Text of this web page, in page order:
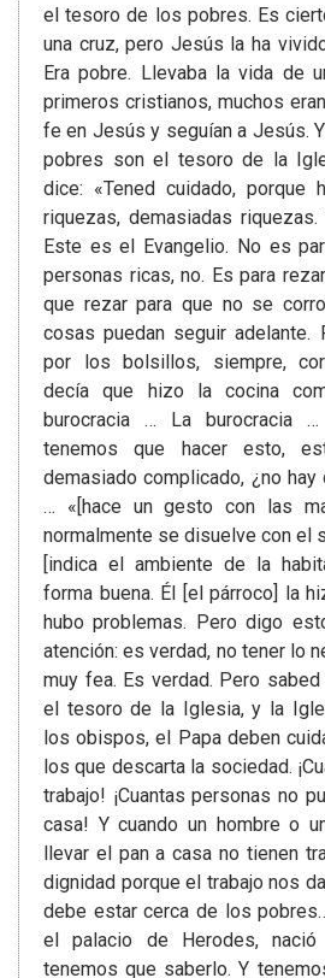
el tesoro de los pobres. Es
una cruz, pero Jesús la ha
Era pobre. Llevaba la vida de
primeros cristianos, muchos
fe en Jesús y seguían a Jesús.
pobres son el tesoro de la
dice: «Tened cuidado, porque
riquezas, demasiadas riquezas.
Este es el Evangelio. No es
personas ricas, no. Es para
que rezar para que no se
cosas puedan seguir adelante.
por los bolsillos, siempre,
decía que hizo la cocina
burocracia … La burocracia
tenemos que hacer esto,
demasiado complicado, ¿no
… «[hace un gesto con las
normalmente se disuelve con el
[indica el ambiente de la
forma buena. Él [el párroco] la
hubo problemas. Pero digo
atención: es verdad, no tener lo
muy fea. Es verdad. Pero
el tesoro de la Iglesia, y la
los obispos, el Papa deben
los que descarta la sociedad.
trabajo! ¡Cuantas personas no
casa! Y cuando un hombre o
llevar el pan a casa no tienen
dignidad porque el trabajo nos
debe estar cerca de los
el palacio de Herodes,
tenemos que saberlo. Y